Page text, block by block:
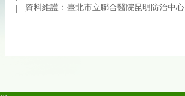
資料維護：臺北市立聯合醫院昆明防治中心